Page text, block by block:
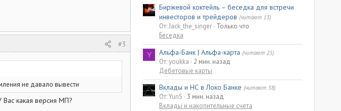
#3
не давало вывести
какая версия МП?
Биржевой коктейль – беседка для встречи
инвесторов и трейдеров (читают 13)
От: Jack_the_singer Только что
Беседка
Y Альфа-Банк | Альфа-карта (читают 25)
От: youkka
2 мин. назад
Дебетовые карты
Вклады и НС в Локо Банке (читают 38)
От: YuriS
3 мин. назад
Вклады и накопительные счета